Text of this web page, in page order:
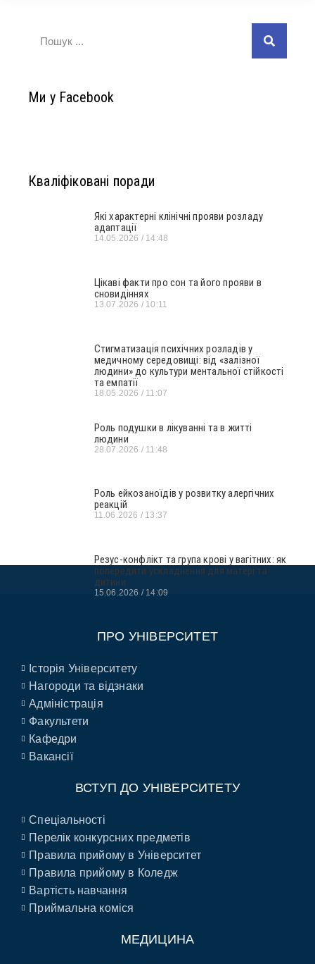
Ми у Facebook
Кваліфіковані поради
Які характерні клінічні прояви розладу
адаптації
14.05.2026 14:48
Цікаві факти про сон та його прояви в
сновидіннях
13.07.2026 10:11
Стигматизація психічних розладів у
медичному середовищі: від «залізної
людини» до культури ментальної стійкості
та емпатії
18.05.2026 11:07
Роль подушки в лікуванні та в житті
людини
28.07.2026 11:48
Роль ейкозаноїдів у розвитку алергічних
реакцій
11.06.2026 13:37
Резус-конфлікт та група крові у вагітних: як
попередити ускладнення для матері та
дитини
15.06.2026 14:09
ПРО УНІВЕРСИТЕТ
Історія Університету
Нагороди та відзнаки
Адміністрація
Факультети
Кафедри
Вакансії
ВСТУП ДО УНІВЕРСИТЕТУ
Спеціальності
Перелік конкурсних предметів
Правила прийому в Університет
Правила прийому в Коледж
Вартість навчання
Приймальна коміся
МЕДИЦИНА